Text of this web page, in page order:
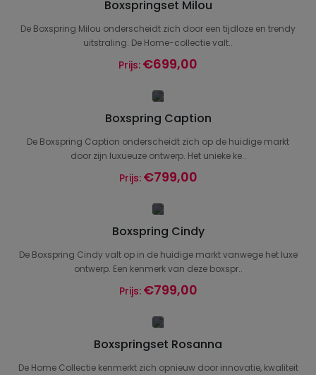
Boxspringset Milou
De Boxspring Milou onderscheidt zich door een tijdloze en trendy
uitstraling. De Home-collectie valt..
Prijs: €699,00
Boxspring Caption
De Boxspring Caption onderscheidt zich op de huidige markt
door zijn luxueuze ontwerp. Het unieke ke..
Prijs: €799,00
Boxspring Cindy
De Boxspring Cindy valt op in de huidige markt vanwege het luxe
ontwerp. Een kenmerk van deze boxspr..
Prijs: €799,00
Boxspringset Rosanna
De Home Collectie kenmerkt zich opnieuw door innovatie, kwaliteit